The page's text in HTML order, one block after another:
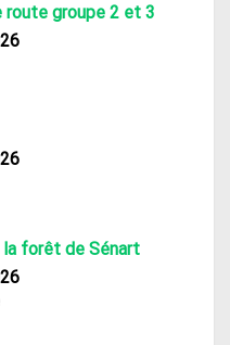
route groupe 2 et 3
forêt de Sénart